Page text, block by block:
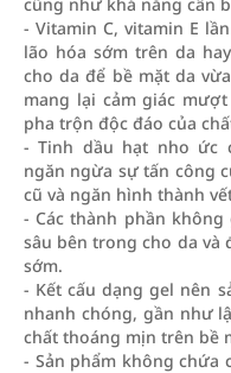
- Vitamin C, vitamin E
lão hóa sớm trên da
cho da để bề mặt da
mang lại cảm giác
pha trộn độc đáo của
- Tinh dầu hạt nho ức
ngăn ngừa sự tấn công
cũ và ngăn hình thành
- Các thành phần
sâu bên trong cho da và
sớm.
- Kết cấu dạng gel nên
nhanh chóng, gần như
chất thoáng mịn trên bề
- Sản phẩm không chứa